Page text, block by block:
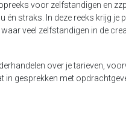
voor zelfstandigen en
én straks. In deze reeks krijg
veel zelfstandigen in de
over je tarieven,
in gesprekken met